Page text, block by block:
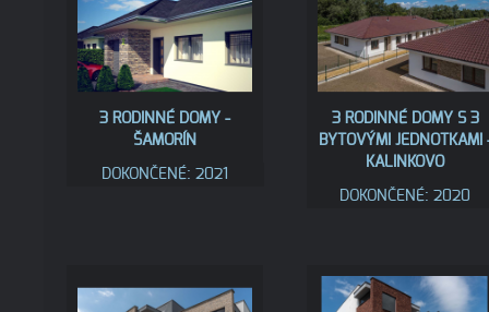
3 RODINNÉ DOMY -
ŠAMORÍN
DOKONČENÉ: 2021
3 RODINNÉ DOMY S 3
BYTOVÝMI JEDNOTKAMI
KALINKOVO
DOKONČENÉ: 2020